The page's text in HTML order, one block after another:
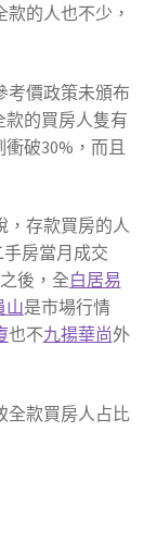
的人也不少，
考價政策未頒布
款的買房人隻有
破30%，而且
，存款買房的人
房當月成交
後，全白居易
山是市場行情
也不九揚華尚外
全款買房人占比